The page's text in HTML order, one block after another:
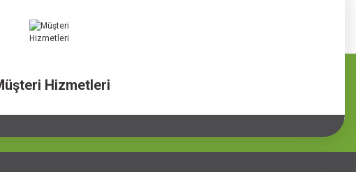
Hizmetleri